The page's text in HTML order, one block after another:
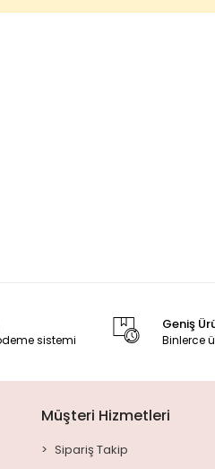
sistemi
Geniş
Binlerce
Müşteri Hizmetleri
Sipariş Takip